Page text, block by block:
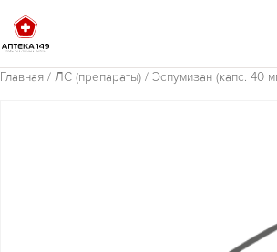
Главная / ЛС (препараты) / Эспумизан (капс. 40